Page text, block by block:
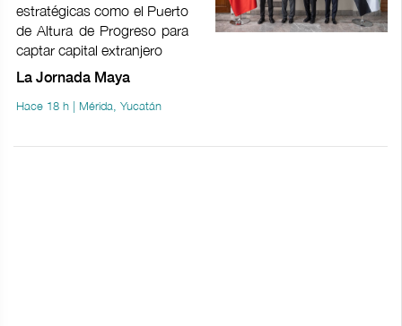
estratégicas como el Puerto
de Altura de Progreso para
captar capital extranjero
La Jornada Maya
Hace 18 h | Mérida, Yucatán